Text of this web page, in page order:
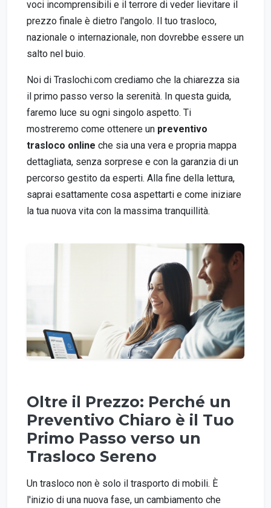
voci incomprensibili e il terrore di veder lievitare il
prezzo finale è dietro l'angolo. Il tuo trasloco,
nazionale o internazionale, non dovrebbe essere un
salto nel buio.
Noi di Traslochi.com crediamo che la chiarezza sia
il primo passo verso la serenità. In questa guida,
faremo luce su ogni singolo aspetto. Ti
mostreremo come ottenere un preventivo
trasloco online che sia una vera e propria mappa
dettagliata, senza sorprese e con la garanzia di un
percorso gestito da esperti. Alla fine della lettura,
saprai esattamente cosa aspettarti e come iniziare
la tua nuova vita con la massima tranquillità.
Oltre il Prezzo: Perché un
Preventivo Chiaro è il Tuo
Primo Passo verso un
Trasloco Sereno
Un trasloco non è solo il trasporto di mobili. È
l'inizio di una nuova fase, un cambiamento che